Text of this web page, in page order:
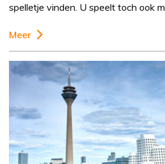
spelletje vinden. U speelt toch ook
Meer